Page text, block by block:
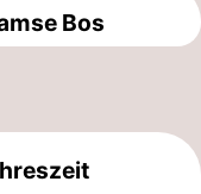
Bos